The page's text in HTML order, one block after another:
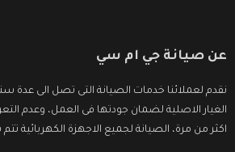
عن صيانة جي ام سي
نقدم لعملائنا خدمات الصيانة التى تصل الى عدة
الغيار الاصلية لضمان جودتها فى العمل، وعدم
اكثر من مرة، الصيانة لجميع الاجهزة الكهربائية